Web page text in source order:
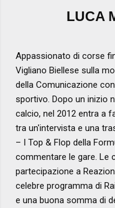
LUCA
Appassionato di corse
Vigliano Biellese sulla
della Comunicazione
sportivo. Dopo un inizio
calcio, nel 2012 entra a
tra un'intervista e una
– I Top & Flop della
commentare le gare. Le
partecipazione a
celebre programma di
e una buona somma di